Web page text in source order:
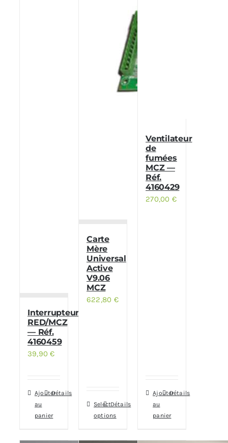
Interrupteur
RED/MCZ
— Réf.
4160459
39,90€
Ajouter
au
panier
Détails
Carte
Mère
Universal
Active
V9.06
MCZ
622,80 €
Select
options
Détails
Ventilateur
de
fumées
MCZ —
Réf.
4160429
270,00 €
Ajouter
au
panier
Détails